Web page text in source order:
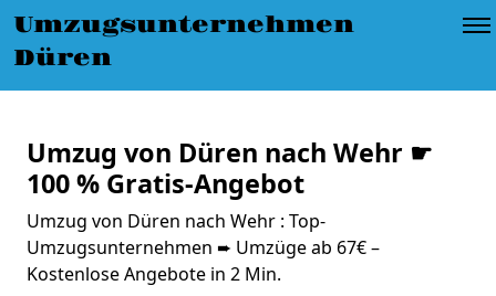
Umzugsunternehmen
Düren
Umzug von Düren nach Wehr ☛
100 % Gratis-Angebot
Umzug von Düren nach Wehr : Top-
Umzugsunternehmen ➨ Umzüge ab 67€ –
Kostenlose Angebote in 2 Min.